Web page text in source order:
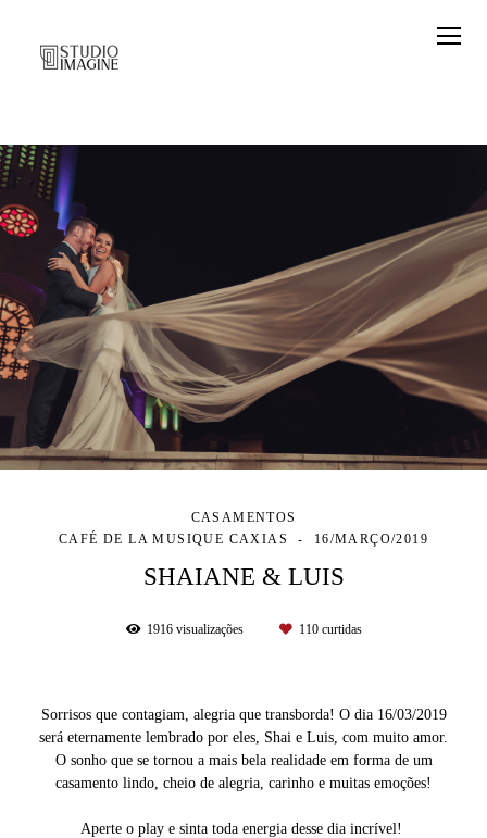
CASAMENTOS
CAFÉ DE LA MUSIQUE CAXIAS
16/MARÇO/2019
SHAIANE & LUIS
1916visualizações 110curtidas
Sorrisos que contagiam, alegria que transborda! O dia 16/03/2019
será eternamente lembrado por eles, Shai e Luis, com muito amor.
O sonho que se tornou a mais bela realidade em forma de um
casamento lindo, cheio de alegria, carinho e muitas emoções!
Aperte o play e sinta toda energia desse dia incrível!